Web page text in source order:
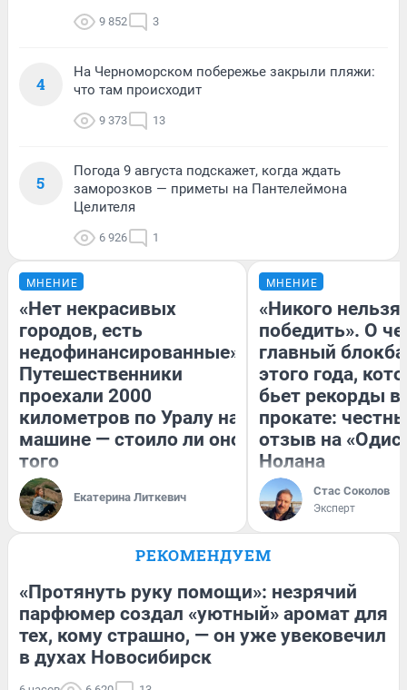
9 852 3
4
На Черноморском побережье закрыли пляжи:
что там происходит
9 373 13
5
Погода 9 августа подскажет, когда ждать
заморозков — приметы на Пантелеймона
Целителя
6 926 1
МНЕНИЕ
«Нет некрасивых
городов, есть
недофинансированные».
Путешественники
проехали 2000
километров по Уралу на
машине — стоило ли оно
того
Екатерина Литкевич
МНЕНИЕ
«Никого нельзя
победить». О
главный
этого года,
бьет рекорды в
прокате:
отзыв на
Нолана
Стас Соколов
Эксперт
РЕКОМЕНДУЕМ
«Протянуть руку помощи»: незрячий
парфюмер создал «уютный» аромат для
тех, кому страшно, — он уже увековечил
в духах Новосибирск